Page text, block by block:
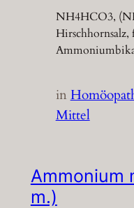
NH4HCO3,
Hirschhornsalz,
in
Mittel
Ammonium
m.)